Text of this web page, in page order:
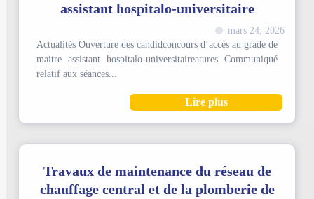
assistant hospitalo-universitaire
mars 24, 2026
Actualités Ouverture des candidconcours d’accès au grade de
maitre assistant hospitalo-universitaireatures Communiqué
relatif aux séances...
Lire plus
Travaux de maintenance du réseau de
chauffage central et de la plomberie de